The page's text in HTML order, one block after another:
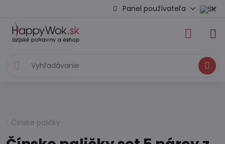
Panel používateľa
Hľadať
Čínske paličky